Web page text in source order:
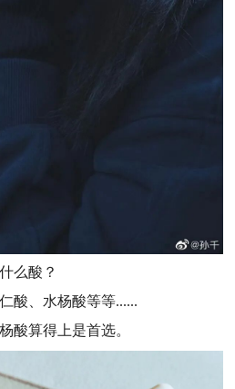
么酸？
酸、水杨酸等等......
酸算得上是首选。